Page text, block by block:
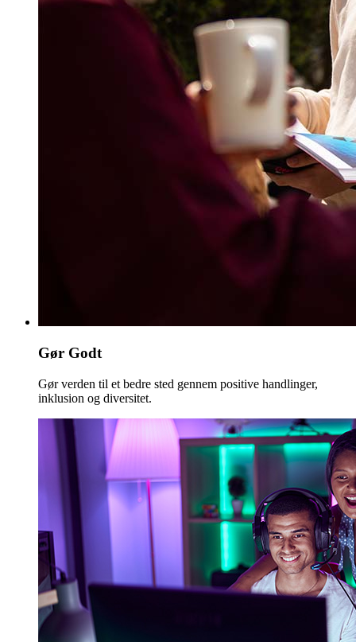
Gør Godt
Gør verden til et bedre sted gennem positive handlinger,
inklusion og diversitet.